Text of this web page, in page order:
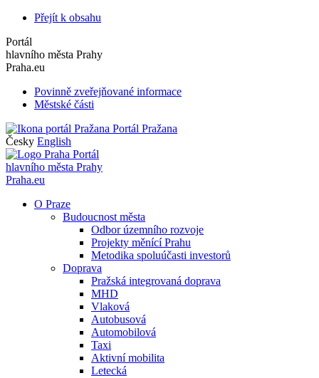
Přejít k obsahu
Portál
hlavního města Prahy
Praha.eu
Povinně zveřejňované informace
Městské části
Portál Pražana
Česky English
Portál
hlavního města Prahy
Praha.eu
O Praze
Budoucnost města
Odbor územního rozvoje
Projekty měnící Prahu
Metodika spoluúčasti investorů
Doprava
Pražská integrovaná doprava
MHD
Vlaková
Autobusová
Automobilová
Taxi
Aktivní mobilita
Letecká